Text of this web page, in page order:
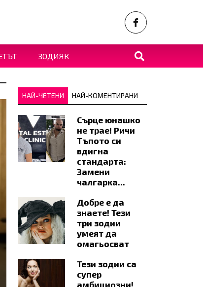
ЗОДИЯК
НАЙ-ЧЕТЕНИ НАЙ-КОМЕНТИРАНИ
Сърце юнашко
не трае! Ричи
Тъпото си
вдигна
стандарта:
Замени
чалгарка...
Добре е да
знаете! Тези
три зодии
умеят да
омагьосват
Тези зодии са
супер
амбициозни!